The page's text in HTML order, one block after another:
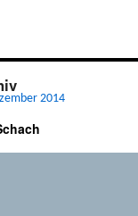
2014